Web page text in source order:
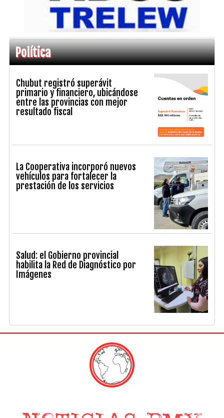
Política
Chubut registró superávit
primario y financiero, ubicándose
entre las provincias con mejor
resultado fiscal
La Cooperativa incorporó nuevos
vehículos para fortalecer la
prestación de los servicios
Salud: el Gobierno provincial
habilita la Red de Diagnóstico por
Imágenes